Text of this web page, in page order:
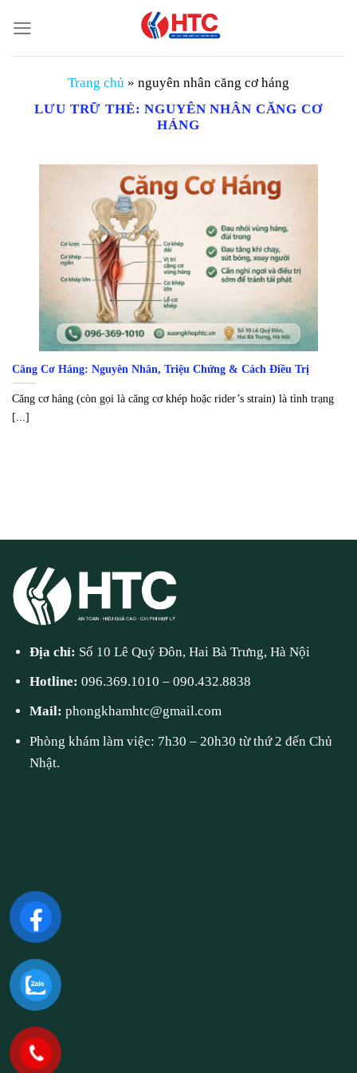
đến
nội
Trang chủ » nguyên nhân căng cơ háng
LƯU TRỮ THẺ:NGUYÊN NHÂN CĂNG CƠ
HÁNG
Căng Cơ Háng: Nguyên Nhân, Triệu Chứng & Cách Điều Trị
Căng cơ háng (còn gọi là căng cơ khép hoặc rider’s strain) là tình trạng
[...]
Địa chỉ: Số 10 Lê Quý Đôn, Hai Bà Trưng, Hà Nội
Hotline:096.369.1010 –090.432.8838
Mail:phongkhamhtc@gmail.com
Phòng khám làm việc: 7h30 – 20h30 từ thứ 2 đến Chủ
Nhật.